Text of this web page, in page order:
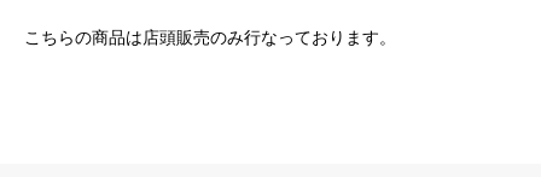
こちらの商品は店頭販売のみ行なっております。